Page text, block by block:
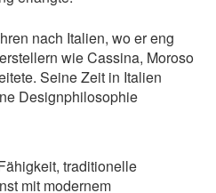
nach Italien, wo er eng
wie Cassina, Moroso
Seine Zeit in Italien
Designphilosophie
traditionelle
mit modernem